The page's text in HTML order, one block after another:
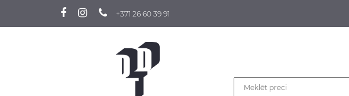
+371 26 60 39 91